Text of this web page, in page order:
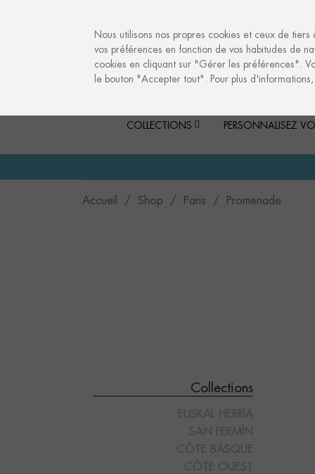
COLLECTIONS PERSONNALISEZ
Accueil Shop Paris Promenade
Collections
EUSKAL HERRIA
SAN FERMÍN
CÔTE BASQUE
CÔTE OUEST
Nous utilisons nos propres cookies et ceux de
vos préférences en fonction de vos habitudes de
cookies en cliquant sur "Gérer les préférences".
le bouton "Accepter tout". Pour plus